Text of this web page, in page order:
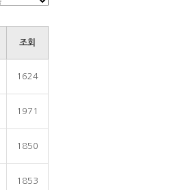
조회
1624
1971
1850
1853